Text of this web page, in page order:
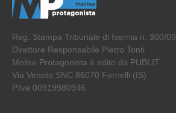
Reg. Stampa Tribunale di Isernia n. 300/09
Direttore Responsabile Pietro Tonti
Molise Protagonista è edito da PUBLIT
Via Veneto SNC 86070 Fornelli (IS)
P.Iva 00919980946